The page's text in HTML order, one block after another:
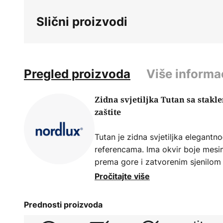
Slični proizvodi
Pregled proizvoda Više
Zidna svjetiljka Tutan sa
zaštite
Tutan je zidna svjetiljka
referencama. Ima okvir boje
prema gore i zatvorenim
teksturiranog stakla. S IP44
kupaonskog ogledala. Zidna
LED žaruljom u obliku svijeće s
Pročitajte više
Prednosti proizvoda